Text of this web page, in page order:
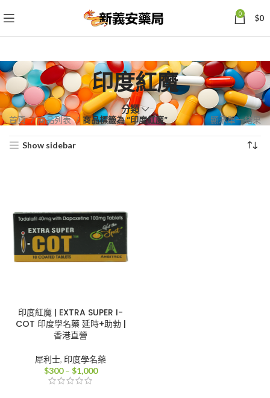
0 $0
印度紅魔
分類
首頁 商品列表 商品標籤為 “印度紅魔” 顯示單一結果
Show sidebar
印度紅魔 | EXTRA SUPER I-
COT 印度學名藥 延時+助勃 |
香港直營
犀利士, 印度學名藥
$300 – $1,000價